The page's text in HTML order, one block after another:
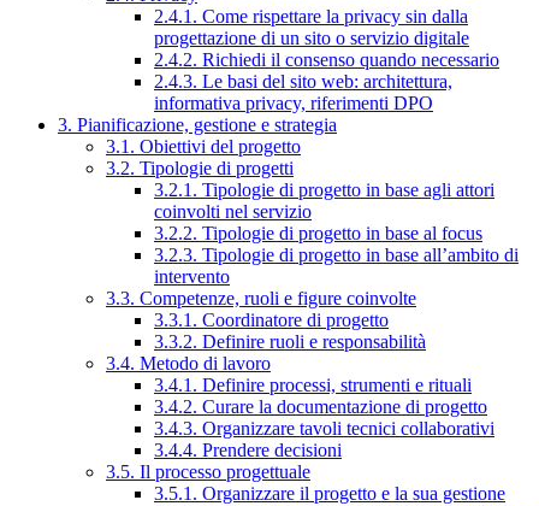
2.4.1. Come rispettare la privacy sin dalla
progettazione di un sito o servizio digitale
2.4.2. Richiedi il consenso quando necessario
2.4.3. Le basi del sito web: architettura,
informativa privacy, riferimenti DPO
3. Pianificazione, gestione e strategia
3.1. Obiettivi del progetto
3.2. Tipologie di progetti
3.2.1. Tipologie di progetto in base agli attori
coinvolti nel servizio
3.2.2. Tipologie di progetto in base al focus
3.2.3. Tipologie di progetto in base all’ambito di
intervento
3.3. Competenze, ruoli e figure coinvolte
3.3.1. Coordinatore di progetto
3.3.2. Definire ruoli e responsabilità
3.4. Metodo di lavoro
3.4.1. Definire processi, strumenti e rituali
3.4.2. Curare la documentazione di progetto
3.4.3. Organizzare tavoli tecnici collaborativi
3.4.4. Prendere decisioni
3.5. Il processo progettuale
3.5.1. Organizzare il progetto e la sua gestione